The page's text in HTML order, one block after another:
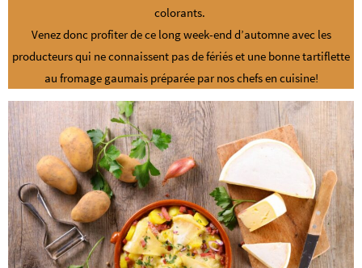
colorants.
Venez donc profiter de ce long week-end d’automne avec les
producteurs qui ne connaissent pas de fériés et une bonne tartiflette
au fromage gaumais préparée par nos chefs en cuisine!